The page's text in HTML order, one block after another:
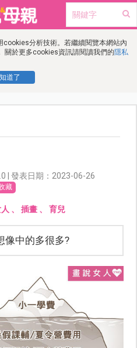
cookies分析技術。若繼續閱覽本網站內
關於更多cookies資訊請閱讀我們的隱私
道了
| 發表日期：2023-06-26
藏
、 插畫、 育兒
像中的多很多?